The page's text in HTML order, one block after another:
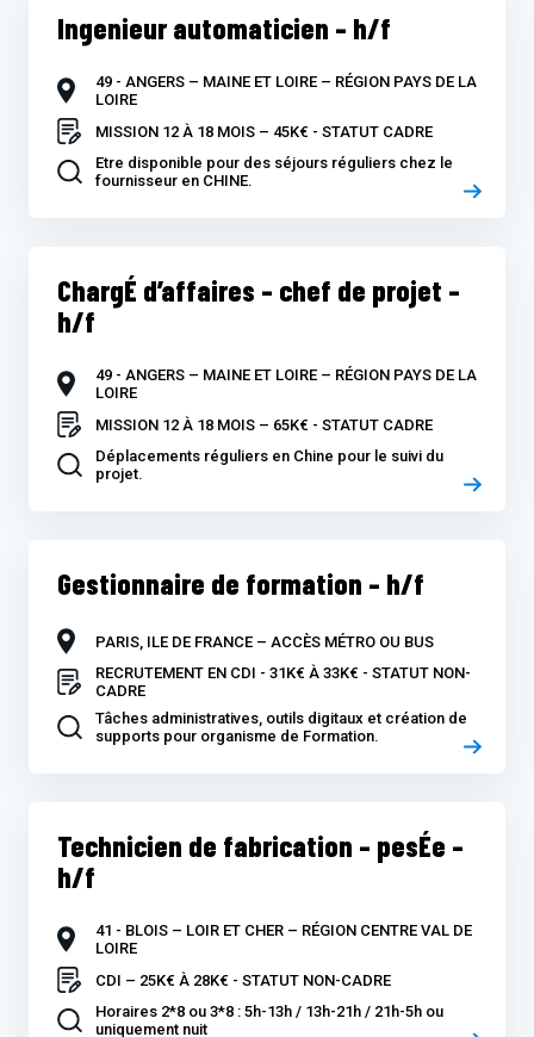
Ingenieur automaticien – h/f
49 - ANGERS – MAINE ET LOIRE – RÉGION PAYS DE LA
LOIRE
MISSION 12 À 18 MOIS – 45K€ - STATUT CADRE
Etre disponible pour des séjours réguliers chez le
fournisseur en CHINE.
ChargÉ d’affaires – chef de projet –
h/f
49 - ANGERS – MAINE ET LOIRE – RÉGION PAYS DE LA
LOIRE
MISSION 12 À 18 MOIS – 65K€ - STATUT CADRE
Déplacements réguliers en Chine pour le suivi du
projet.
Gestionnaire de formation – h/f
PARIS, ILE DE FRANCE – ACCÈS MÉTRO OU BUS
RECRUTEMENT EN CDI - 31K€ À 33K€ - STATUT NON-
CADRE
Tâches administratives, outils digitaux et création de
supports pour organisme de Formation.
Technicien de fabrication – pesÉe –
h/f
41 - BLOIS – LOIR ET CHER – RÉGION CENTRE VAL DE
LOIRE
CDI – 25K€ À 28K€ - STATUT NON-CADRE
Horaires 2*8 ou 3*8 : 5h-13h / 13h-21h / 21h-5h ou
uniquement nuit